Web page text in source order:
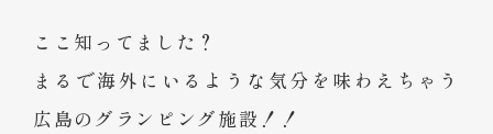
ここ知ってました？
まるで海外にいるような気分を味わえちゃう
広島のグランピング施設！！